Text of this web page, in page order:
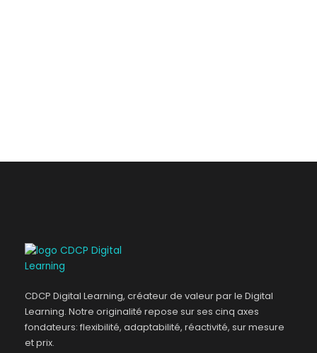
CDCP Digital Learning, créateur de valeur par le Digital
Learning. Notre originalité repose sur ses cinq axes
fondateurs: flexibilité, adaptabilité, réactivité, sur mesure
et prix.